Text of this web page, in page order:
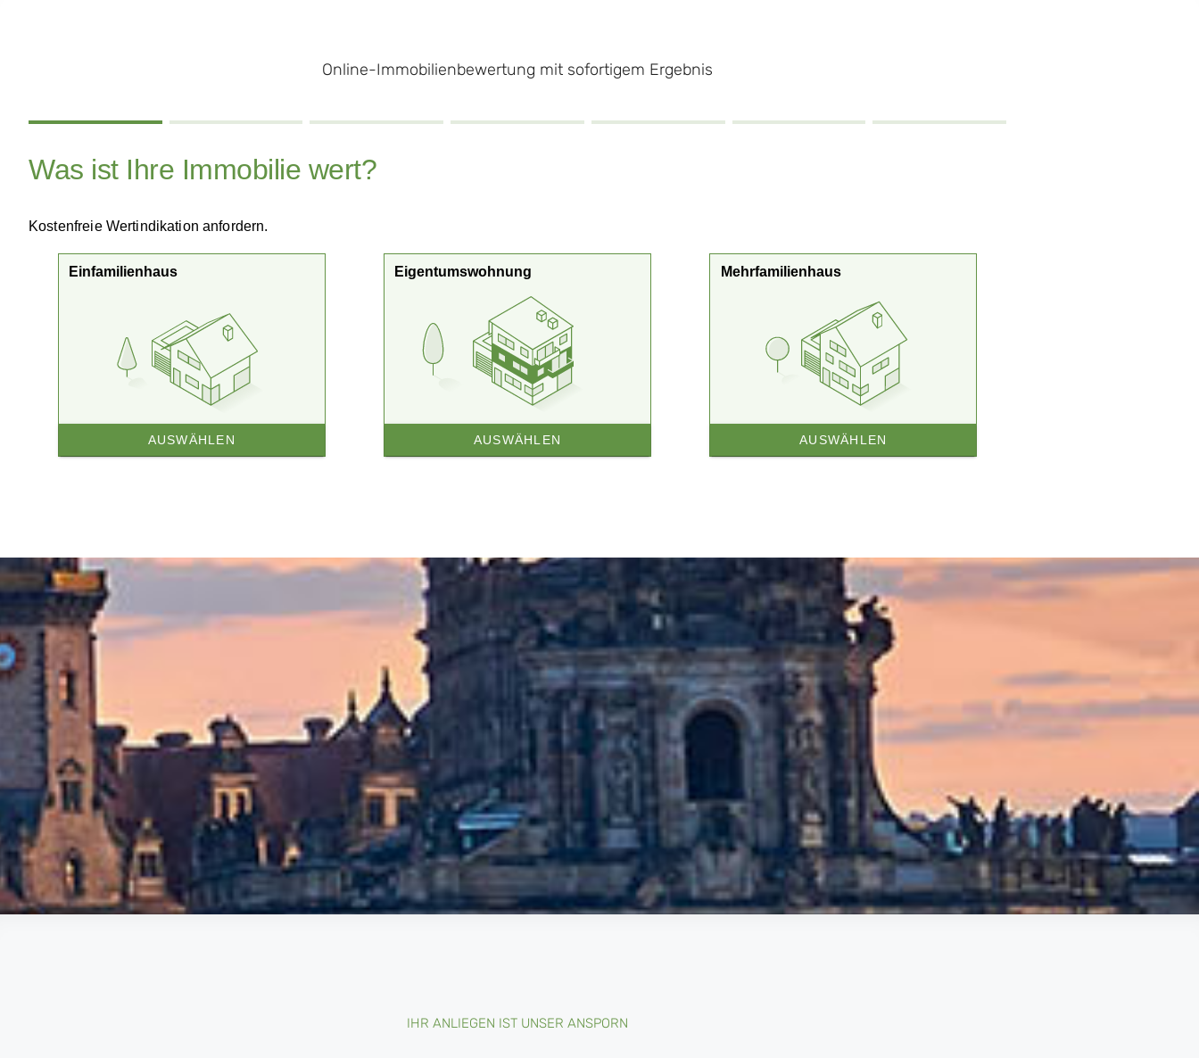
Online-Immobilienbewertung mit sofortigem Ergebnis
IHR ANLIEGEN IST UNSER ANSPORN